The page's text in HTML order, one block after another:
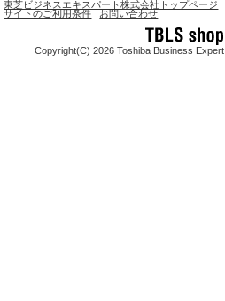
東芝ビジネスエキスパート株式会社トップページ
サイトのご利用条件
お問い合わせ
Copyright(C) 2026 Toshiba Business